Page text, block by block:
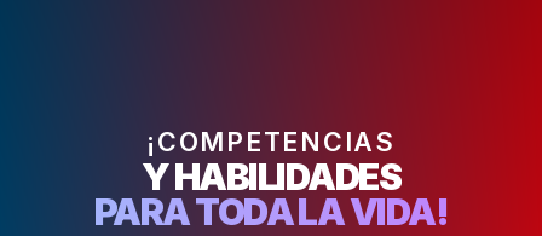
¡COMPETENCIAS
Y HABILIDADES
PARA TODA LA VIDA!